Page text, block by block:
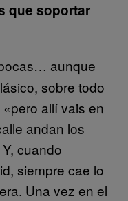
que soportar
aunque
sobre todo
allí vais en
andan los
cuando
siempre cae lo
Una vez en el